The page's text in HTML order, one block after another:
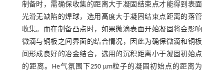
制备时，需确保收集的距离大于凝固结束点才能得到表面
光滑无缺陷的焊球，选用高度大于凝固结束点距离的落管
收集。而在制备凸点时，如果微滴表面开始凝固将会影响
微滴与铜板之间界面的结合情况，因此为确保微滴和铜板
间形成良好的冶金结合，选用的沉积距离小于凝固初始点
的距离。He气氛围下250 μm粒子的凝固初始点的距离为